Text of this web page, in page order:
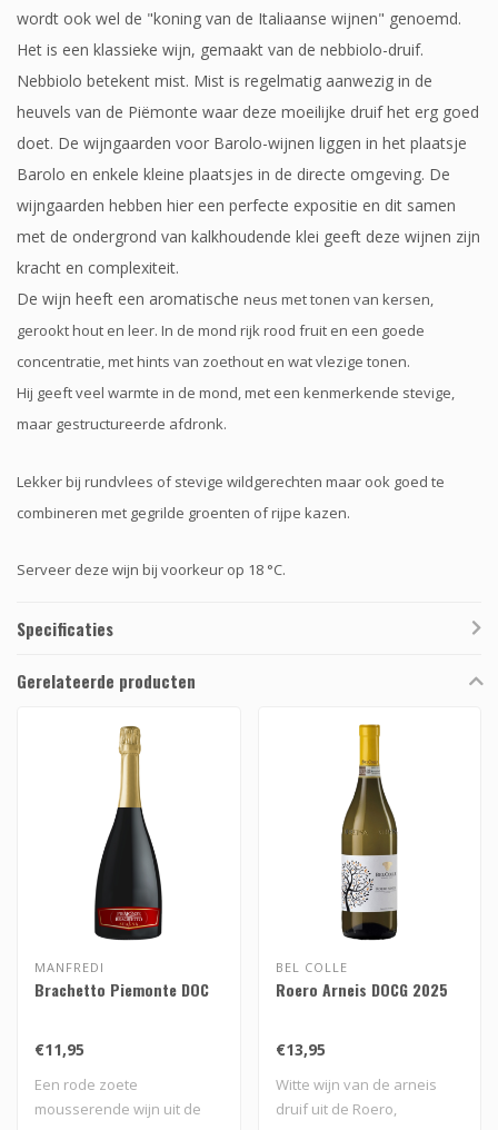
wordt ook wel de "koning van de Italiaanse wijnen" genoemd.
Het is een klassieke wijn, gemaakt van de nebbiolo-druif.
Nebbiolo betekent mist. Mist is regelmatig aanwezig in de
heuvels van de Piëmonte waar deze moeilijke druif het erg goed
doet. De wijngaarden voor Barolo-wijnen liggen in het plaatsje
Barolo en enkele kleine plaatsjes in de directe omgeving. De
wijngaarden hebben hier een perfecte expositie en dit samen
met de ondergrond van kalkhoudende klei geeft deze wijnen zijn
kracht en complexiteit.
De wijn heeft een aromatische neus met tonen van kersen,
gerookt hout en leer. In de mond rijk rood fruit en een goede
concentratie, met hints van zoethout en wat vlezige tonen.
Hij geeft veel warmte in de mond, met een kenmerkende stevige,
maar gestructureerde afdronk.
Lekker bij rundvlees of stevige wildgerechten maar ook goed te
combineren met gegrilde groenten of rijpe kazen.
Serveer deze wijn bij voorkeur op 18 °C.
Specificaties
Gerelateerde producten
MANFREDI
Brachetto Piemonte DOC
€11,95
Een rode zoete
mousserende wijn uit de
BEL COLLE
Roero Arneis DOCG 2025
€13,95
Witte wijn van de arneis
druif uit de Roero,